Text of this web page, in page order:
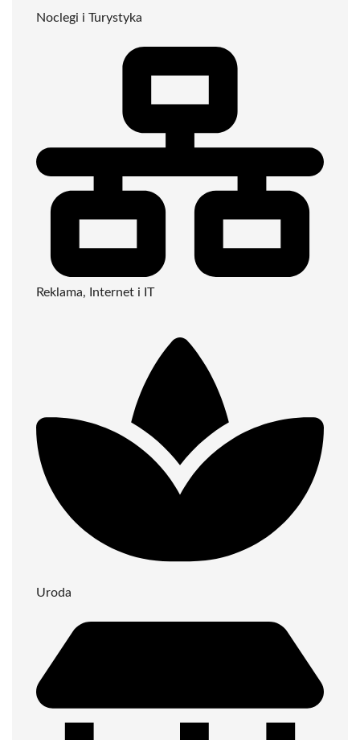
Noclegi i Turystyka
Reklama, Internet i IT
Uroda